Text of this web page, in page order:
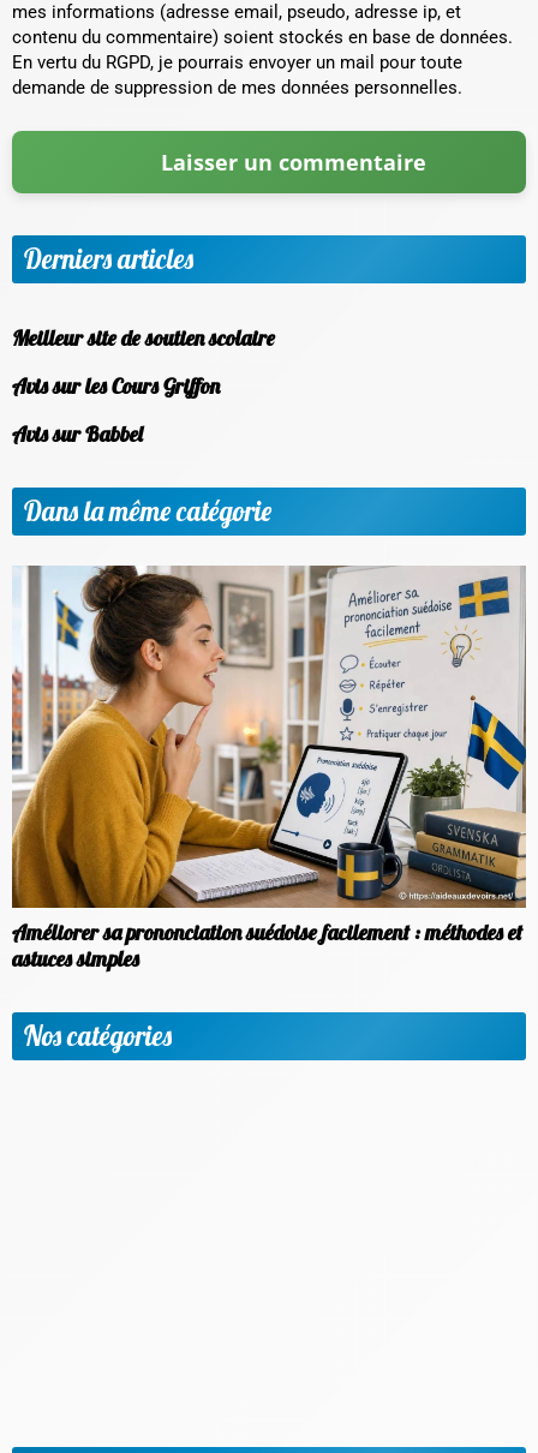
mes informations (adresse email, pseudo, adresse ip, et
contenu du commentaire) soient stockés en base de données.
En vertu du RGPD, je pourrais envoyer un mail pour toute
demande de suppression de mes données personnelles.
Derniers articles
Meilleur site de soutien scolaire
Avis sur les Cours Griffon
Avis sur Babbel
Dans la même catégorie
Améliorer sa prononciation suédoise facilement : méthodes et
astuces simples
Nos catégories